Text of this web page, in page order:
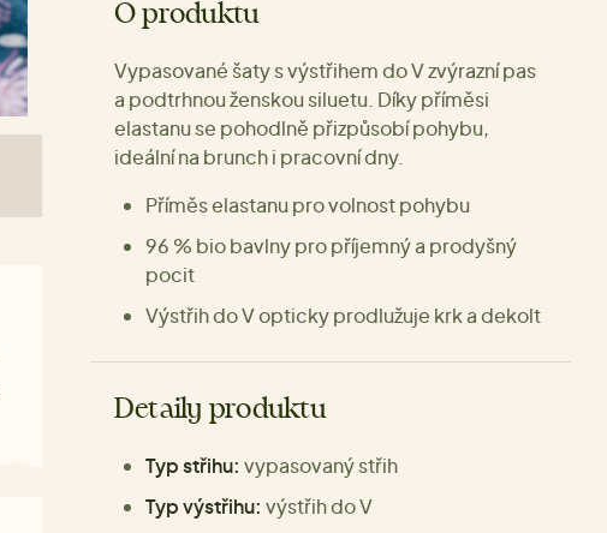
O produktu
Vypasované šaty s výstřihem do V zvýrazní pas
a podtrhnou ženskou siluetu. Díky příměsi
elastanu se pohodlně přizpůsobí pohybu,
ideální na brunch i pracovní dny.
Příměs elastanu pro volnost pohybu
96 % bio bavlny pro příjemný a prodyšný
pocit
Výstřih do V opticky prodlužuje krk a dekolt
Detaily produktu
Typ střihu: vypasovaný střih
Typ výstřihu: výstřih do V